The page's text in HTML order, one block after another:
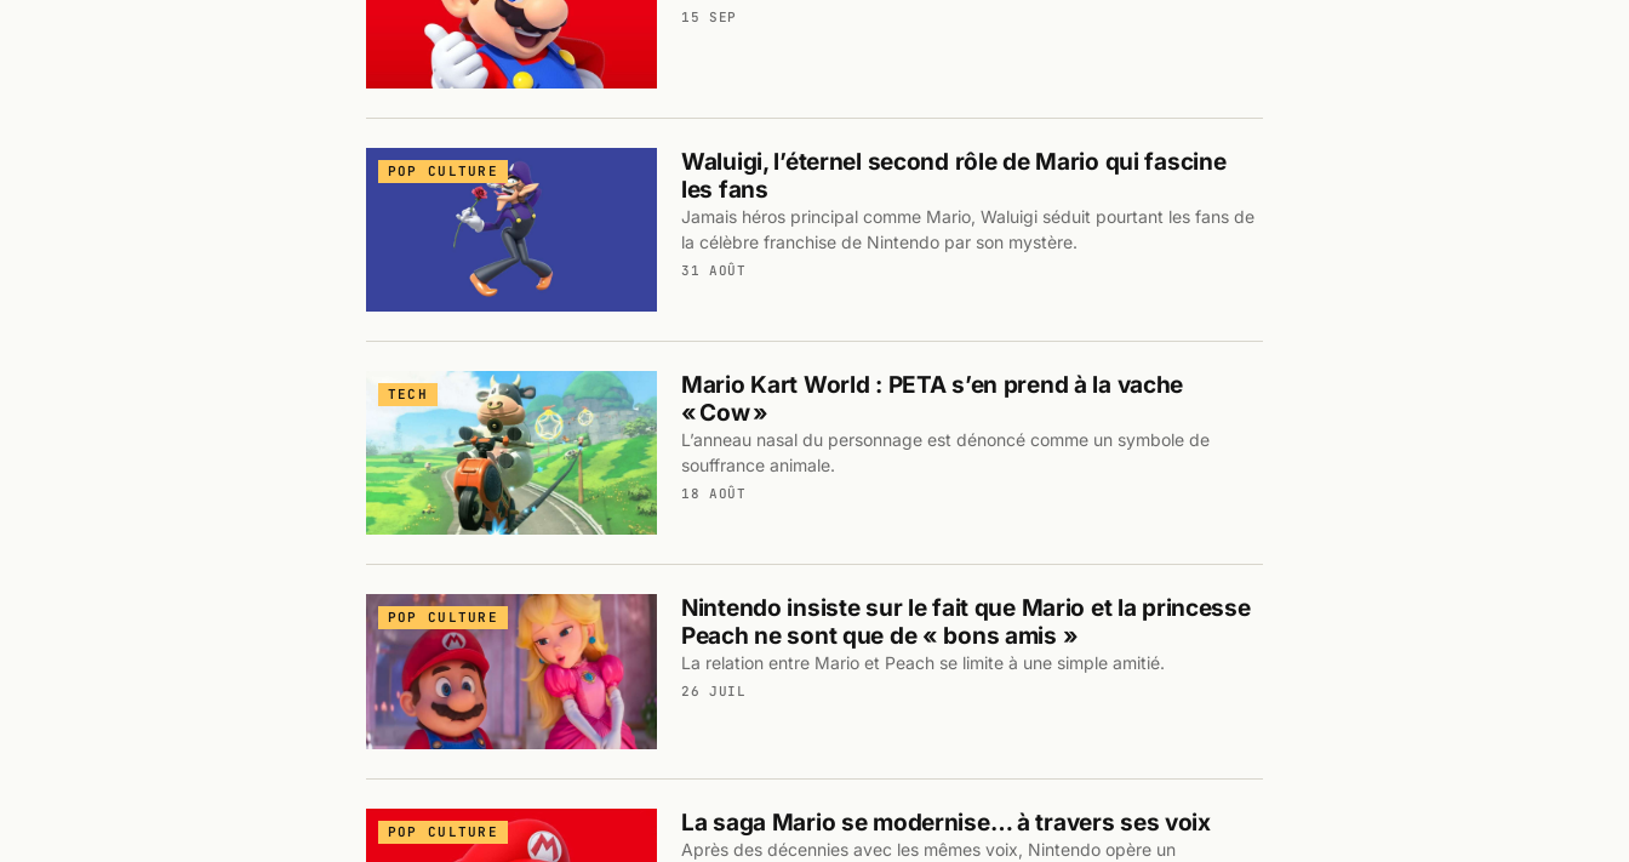
15 SEP
POP CULTURE
Waluigi, l’éternel second rôle de Mario qui fascine
les fans
Jamais héros principal comme Mario, Waluigi séduit pourtant les fans de
la célèbre franchise de Nintendo par son mystère.
31 AOÛT
TECH
Mario Kart World : PETA s’en prend à la vache
« Cow »
L’anneau nasal du personnage est dénoncé comme un symbole de
souffrance animale.
18 AOÛT
POP CULTURE
Nintendo insiste sur le fait que Mario et la princesse
Peach ne sont que de « bons amis »
La relation entre Mario et Peach se limite à une simple amitié.
26 JUIL
POP CULTURE La saga Mario se modernise… à travers ses voix
Après des décennies avec les mêmes voix, Nintendo opère un